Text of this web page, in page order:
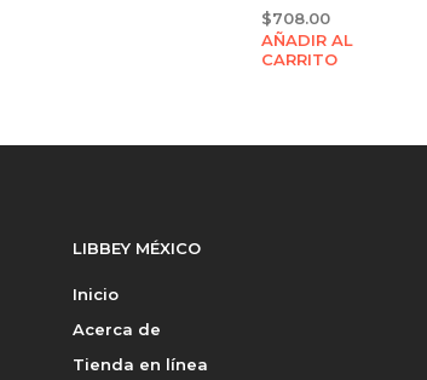
$708.00
AÑADIR AL
CARRITO
LIBBEY MÉXICO
Inicio
Acerca de
Tienda en línea